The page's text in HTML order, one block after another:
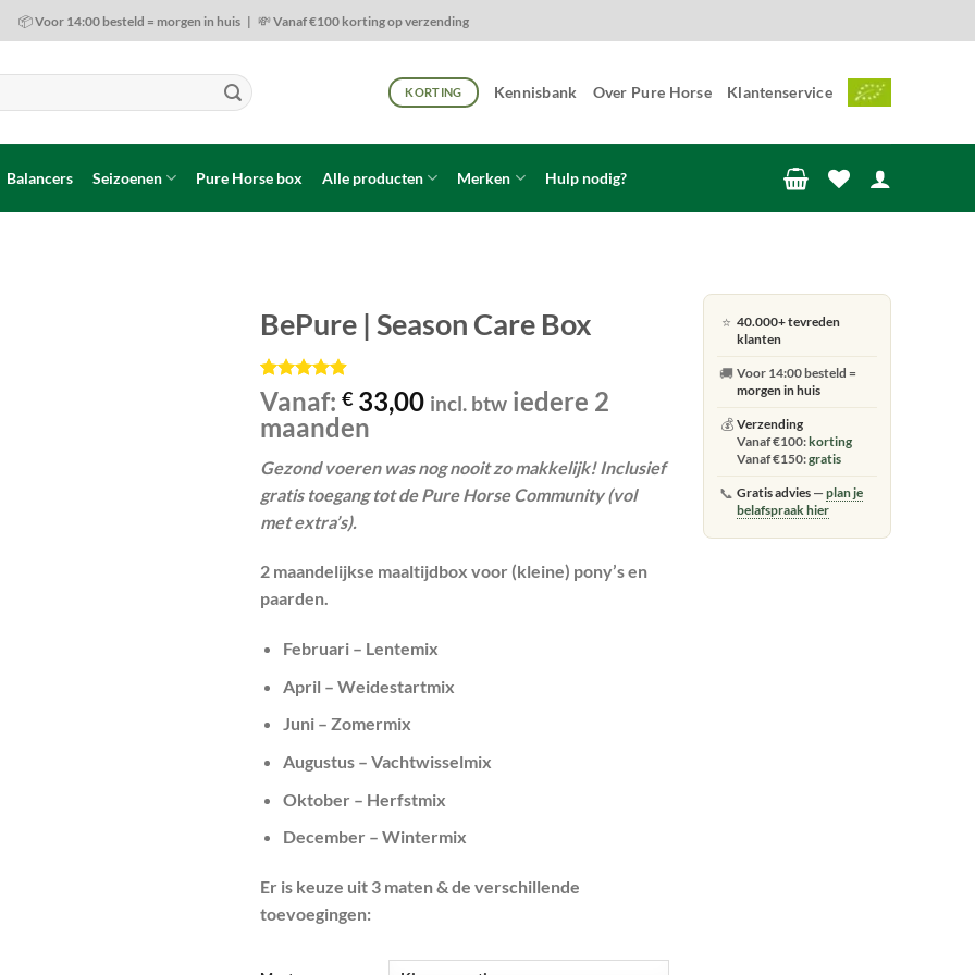
📦 Voor 14:00 besteld = morgen in huis | 💸 Vanaf €100 korting op verzending
KORTING Kennisbank Over Pure Horse Klantenservice
Balancers Seizoenen Pure Horse box Alle producten Merken Hulp nodig?
BePure | Season Care Box
Gewaardeerd
4.86op 5
gebaseerd
22
waarderingen
Vanaf: € 33,00 incl. btw iedere 2
maanden
Gezond voeren was nog nooit zo makkelijk! Inclusief
gratis toegang tot de Pure Horse Community (vol
met extra’s).
2 maandelijkse maaltijdbox voor (kleine) pony’s en
paarden.
Februari – Lentemix
April – Weidestartmix
Juni – Zomermix
Augustus – Vachtwisselmix
Oktober – Herfstmix
December – Wintermix
Er is keuze uit 3 maten & de verschillende
toevoegingen:
⭐ 40.000+ tevreden
klanten
🚚 Voor 14:00 besteld =
morgen in huis
💰 Verzending
Vanaf €100:korting
Vanaf €150:gratis
📞 Gratis advies— plan je
belafspraak hier